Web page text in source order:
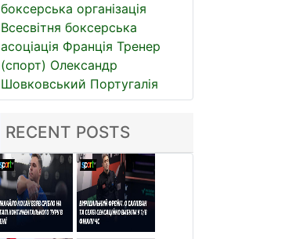
боксерська організація
Всесвітня боксерська
асоціація Франція Тренер
(спорт) Олександр
Шовковський Португалія
RECENT POSTS